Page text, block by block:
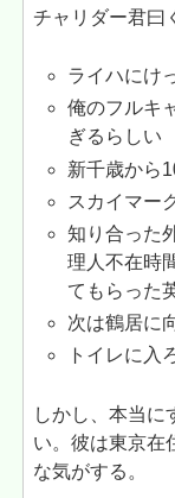
チャリダー君曰
ライハにけ
俺のフルキ
ぎるらしい
新千歳から
スカイマー
知り合った
理人不在時
てもらった
次は鶴居に
トイレに入
しかし、本当に
い。彼は東京在
な気がする。